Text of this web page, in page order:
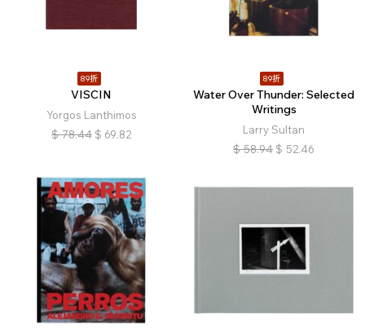
89折
VISCIN
Yorgos Lanthimos
$ 78.44 $ 69.82
89折
Water Over Thunder: Selected
Writings
Larry Sultan
$ 58.94 $ 52.46